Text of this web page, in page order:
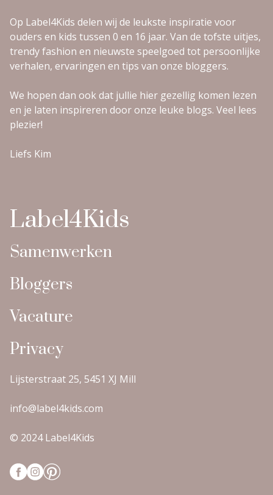
Op Label4Kids delen wij de leukste inspiratie voor
ouders en kids tussen 0 en 16 jaar. Van de tofste uitjes,
trendy fashion en nieuwste speelgoed tot persoonlijke
verhalen, ervaringen en tips van onze bloggers.
We hopen dan ook dat jullie hier gezellig komen lezen
en je laten inspireren door onze leuke blogs. Veel lees
plezier!
Liefs Kim
Label4Kids
Samenwerken
Bloggers
Vacature
Privacy
Lijsterstraat 25, 5451 XJ Mill
info@label4kids.com
© 2024 Label4Kids